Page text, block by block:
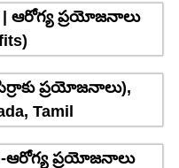
| ఆరోగ్య ప్రయోజనాలు
ప్రయోజనాలు),
Tamil
ఆరోగ్య ప్రయోజనాలు